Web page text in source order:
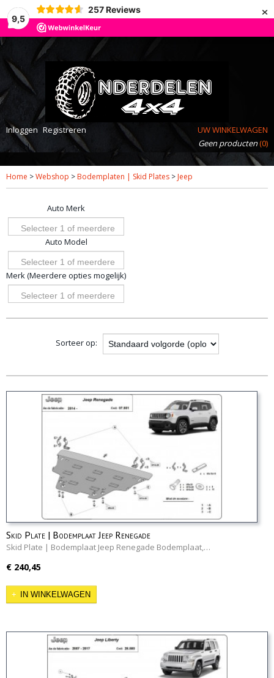
9,5
257 Reviews ×
Inloggen Registreren
UW WINKELWAGEN
Geen producten(0)
Home >Webshop > Bodemplaten | Skid Plates > Jeep
Auto Merk
Selecteer 1 of meerdere
opties
Auto Model
Selecteer 1 of meerdere
opties
Merk (Meerdere opties mogelijk)
Selecteer 1 of meerdere
Sorteer op:
Skid Plate | Bodemplaat Jeep Renegade
Skid Plate | Bodemplaat Jeep Renegade Bodemplaat,…
€ 240,45
IN WINKELWAGEN